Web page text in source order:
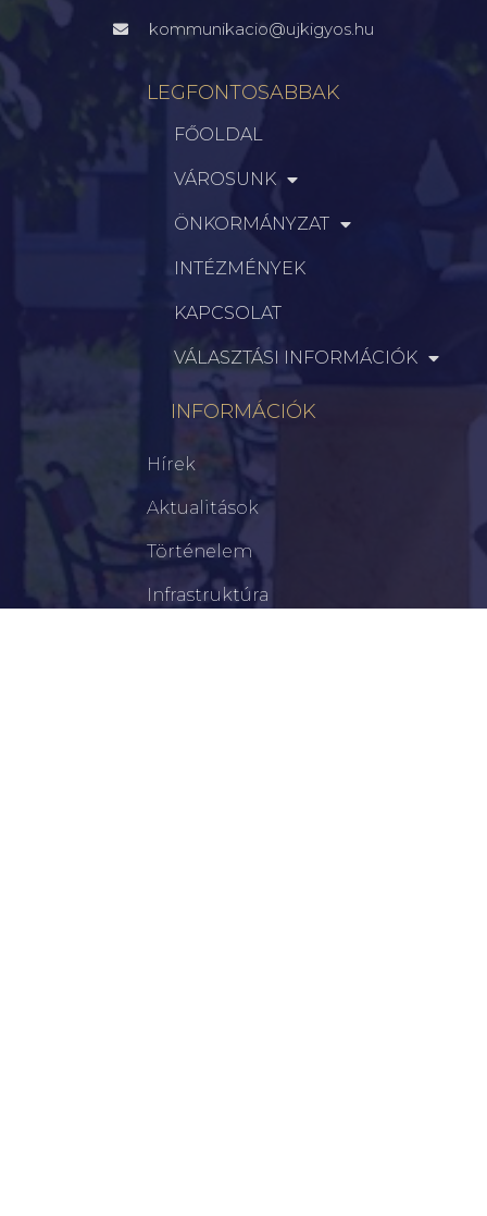
kommunikacio@ujkigyos.hu
LEGFONTOSABBAK
FŐOLDAL
VÁROSUNK
ÖNKORMÁNYZAT
INTÉZMÉNYEK
KAPCSOLAT
VÁLASZTÁSI INFORMÁCIÓK
INFORMÁCIÓK
Hírek
Aktualitások
Történelem
Infrastruktúra